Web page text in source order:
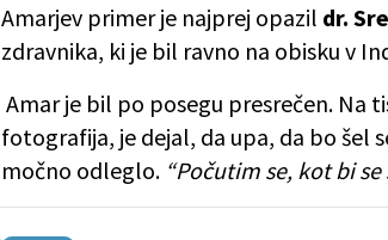
Amarjev primer je najprej opazil dr.
zdravnika, ki je bil ravno na obisku v
Amar je bil po posegu presrečen. Na
fotografija, je dejal, da upa, da bo šel
močno odleglo. “Počutim se, kot bi